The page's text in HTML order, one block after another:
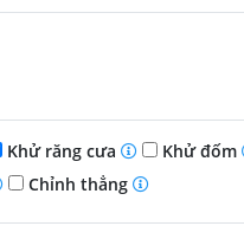
Khử răng cưa
Khử đốm
Chỉnh thẳng